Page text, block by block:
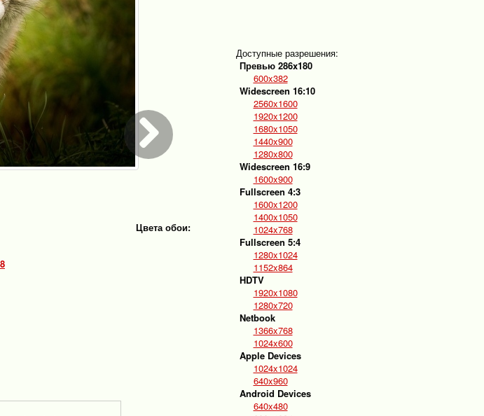
Цвета обои:
Доступные разрешения:
Превью 286x180
600x382
Widescreen 16:10
2560x1600
1920x1200
1680x1050
1440x900
1280x800
Widescreen 16:9
1600x900
Fullscreen 4:3
1600x1200
1400x1050
1024x768
Fullscreen 5:4
1280x1024
1152x864
HDTV
1920x1080
1280x720
Netbook
1366x768
1024x600
Apple Devices
1024x1024
640x960
Android Devices
640x480